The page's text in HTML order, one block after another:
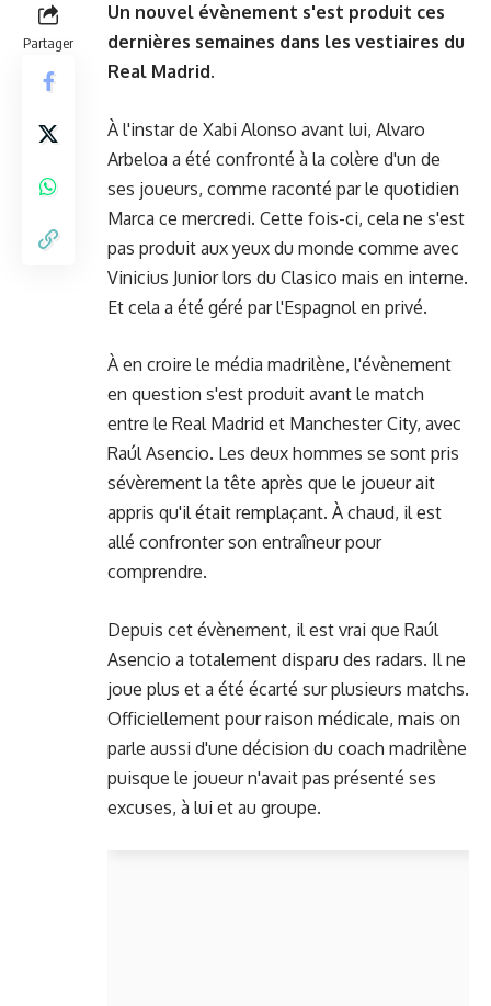
Partager
Un nouvel évènement s'est produit ces
dernières semaines dans les vestiaires du
Real Madrid.
À l'instar de Xabi Alonso avant lui, Alvaro
Arbeloa a été confronté à la colère d'un de
ses joueurs, comme raconté par le quotidien
Marca ce mercredi. Cette fois-ci, cela ne s'est
pas produit aux yeux du monde comme avec
Vinicius Junior lors du Clasico mais en interne.
Et cela a été géré par l'Espagnol en privé.
À en croire le média madrilène, l'évènement
en question s'est produit avant le match
entre le Real Madrid et Manchester City, avec
Raúl Asencio. Les deux hommes se sont pris
sévèrement la tête après que le joueur ait
appris qu'il était remplaçant. À chaud, il est
allé confronter son entraîneur pour
comprendre.
Depuis cet évènement, il est vrai que Raúl
Asencio a totalement disparu des radars. Il ne
joue plus et a été écarté sur plusieurs matchs.
Officiellement pour raison médicale, mais on
parle aussi d'une décision du coach madrilène
puisque le joueur n'avait pas présenté ses
excuses, à lui et au groupe.